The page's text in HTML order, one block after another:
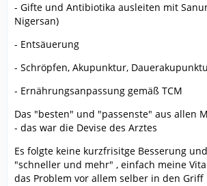
- Gifte und Antibiotika ausleiten mit
Nigersan)
- Entsäuerung
- Schröpfen, Akupunktur,
- Ernährungsanpassung gemäß TCM
Das "besten" und "passenste" aus allen
- das war die Devise des Arztes
Es folgte keine kurzfrisitge Besserung
"schneller und mehr" , einfach meine
das Problem vor allem selber in den Griff